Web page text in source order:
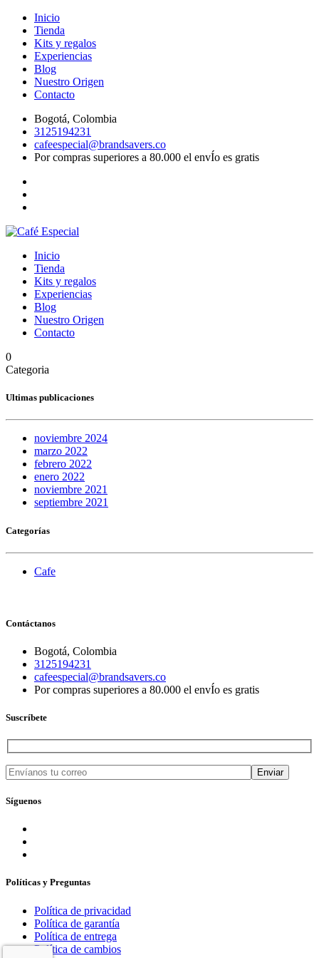
Inicio
Tienda
Kits y regalos
Experiencias
Blog
Nuestro Origen
Contacto
Bogotá, Colombia
3125194231
cafeespecial@brandsavers.co
Por compras superiores a 80.000 el envÍo es gratis
Inicio
Tienda
Kits y regalos
Experiencias
Blog
Nuestro Origen
Contacto
0
Categoria
Ultimas publicaciones
noviembre 2024
marzo 2022
febrero 2022
enero 2022
noviembre 2021
septiembre 2021
Categorías
Cafe
Contáctanos
Bogotá, Colombia
3125194231
cafeespecial@brandsavers.co
Por compras superiores a 80.000 el envÍo es gratis
Suscríbete
Síguenos
Políticas y Preguntas
Política de privacidad
Política de garantía
Política de entrega
Política de cambios